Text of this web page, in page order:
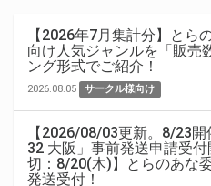
【2026年7月集計分】とら
向け人気ジャンルを「販売
ング形式でご紹介！
2026.08.05 サークル様向け
【2026/08/03更新。8/23
32 大阪」事前発送申請受
切：8/20(木)】とらのあな
発送受付！